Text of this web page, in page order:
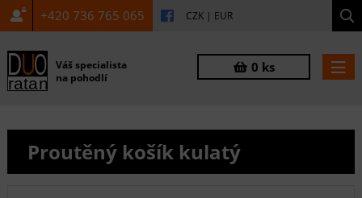
+420 736 765 065 CZK | EUR
Váš specialista
na pohodlí
0 ks
Proutěný košík kulatý